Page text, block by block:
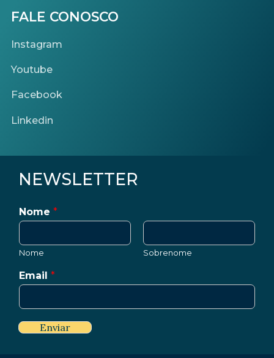
FALE CONOSCO
Instagram
Youtube
Facebook
Linkedin
NEWSLETTER
Nome *
Nome Sobrenome
Email *
Enviar